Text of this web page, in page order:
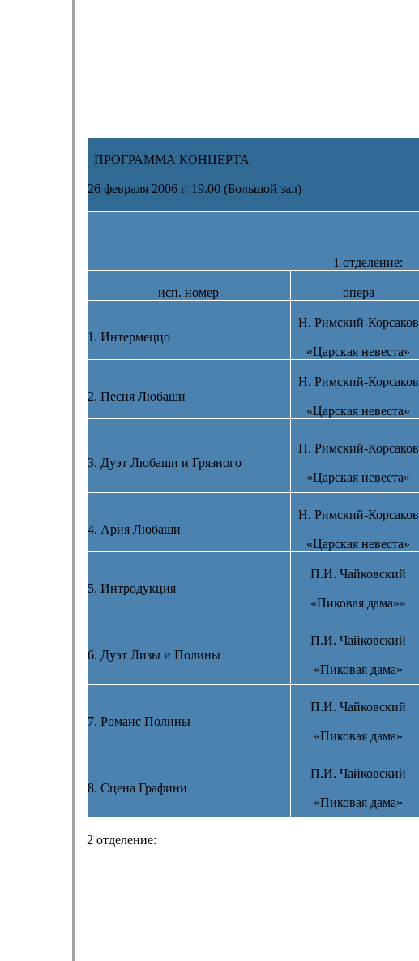
ПРОГРАММА КОНЦЕРТА
26 февраля 2006 г. 19.00 (Большой зал)
1 отделение:
исп. номер опера
1. Интермеццо
Н. Римский-Корсаков
«Царская невеста»
2. Песня Любаши
Н. Римский-Корсаков
«Царская невеста»
3. Дуэт Любаши и Грязного
Н. Римский-Корсаков
«Царская невеста»
4. Ария Любаши
Н. Римский-Корсаков
«Царская невеста»
5. Интродукция
П.И. Чайковский
«Пиковая дама»»
6. Дуэт Лизы и Полины
П.И. Чайковский
«Пиковая дама»
7. Романс Полины
П.И. Чайковский
«Пиковая дама»
8. Сцена Графини
П.И. Чайковский
«Пиковая дама»
2 отделение: